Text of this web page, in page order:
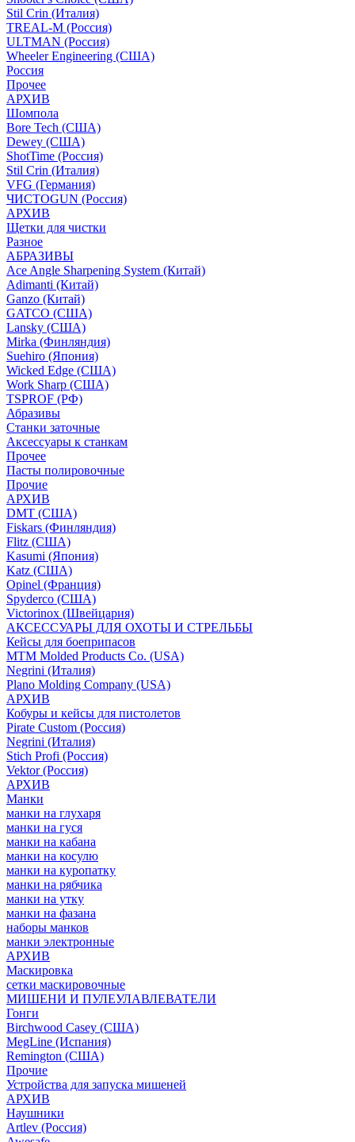
Stil Crin (Италия)
TREAL-M (Россия)
ULTMAN (Россия)
Wheeler Engineering (СШA)
Россия
Прочее
АРХИВ
Шомпола
Bore Tech (США)
Dewey (США)
ShotTime (Россия)
Stil Crin (Италия)
VFG (Германия)
ЧИСТОGUN (Россия)
АРХИВ
Щетки для чистки
Разное
АБРАЗИВЫ
Ace Angle Sharpening System (Китай)
Adimanti (Китай)
Ganzo (Китай)
GATCO (США)
Lansky (США)
Mirka (Финляндия)
Suehiro (Япония)
Wicked Edge (США)
Work Sharp (США)
TSPROF (РФ)
Абразивы
Станки заточные
Аксессуары к станкам
Прочее
Пасты полировочные
Прочие
АРХИВ
DMT (США)
Fiskars (Финляндия)
Flitz (США)
Kasumi (Япония)
Katz (США)
Opinel (Франция)
Spyderco (США)
Victorinox (Швейцария)
АКСЕССУАРЫ ДЛЯ ОХОТЫ И СТРЕЛЬБЫ
Кейсы для боеприпасов
MTM Molded Products Co. (USA)
Negrini (Италия)
Plano Molding Company (USA)
АРХИВ
Кобуры и кейсы для пистолетов
Pirate Custom (Россия)
Negrini (Италия)
Stich Profi (Россия)
Vektor (Россия)
АРХИВ
Манки
манки на глухаря
манки на гуся
манки на кабана
манки на косулю
манки на куропатку
манки на рябчика
манки на утку
манки на фазана
наборы манков
манки электронные
АРХИВ
Маскировка
сетки маскировочные
МИШЕНИ И ПУЛЕУЛАВЛЕВАТЕЛИ
Гонги
Birchwood Casey (США)
MegLine (Испания)
Remington (США)
Прочие
Устройства для запуска мишеней
АРХИВ
Наушники
Artlev (Россия)